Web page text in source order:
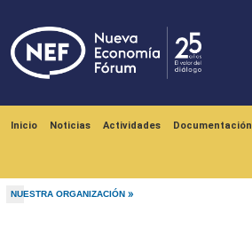
Inicio Noticias Actividades Documentación
NUESTRA ORGANIZACIÓN